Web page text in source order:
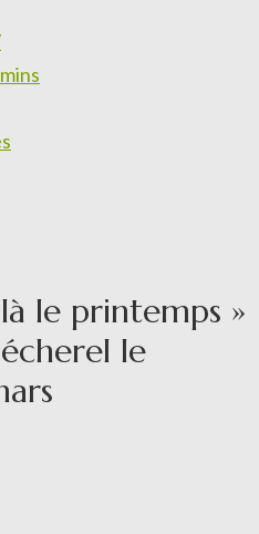
le printemps »
le